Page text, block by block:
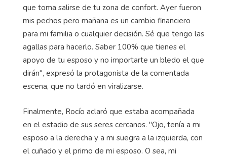
que toma salirse de tu zona de confort. Ayer fueron
mis pechos pero mañana es un cambio financiero
para mi familia o cualquier decisión. Sé que tengo las
agallas para hacerlo. Saber 100% que tienes el
apoyo de tu esposo y no importarte un bledo el que
dirán", expresó la protagonista de la comentada
escena, que no tardó en viralizarse.
Finalmente, Rocío aclaró que estaba acompañada
en el estadio de sus seres cercanos. "Ojo, tenía a mi
esposo a la derecha y a mi suegra a la izquierda, con
el cuñado y el primo de mi esposo. O sea, mi